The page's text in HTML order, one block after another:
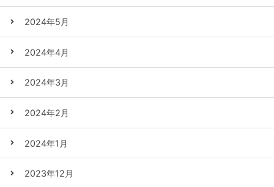
2024年5月
2024年4月
2024年3月
2024年2月
2024年1月
2023年12月